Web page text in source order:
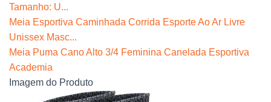
Tamanho: U...
Meia Esportiva Caminhada Corrida Esporte Ao Ar Livre
Unissex Masc...
Meia Puma Cano Alto 3/4 Feminina Canelada Esportiva
Academia
Imagem do Produto